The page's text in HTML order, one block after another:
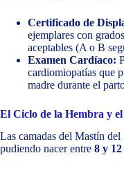
Certificado de
ejemplares con
aceptables (A o B
Examen Cardíaco:
cardiomiopatías que
madre durante el
El Ciclo de la Hembra y
Las camadas del Mastín del
pudiendo nacer entre 8 y